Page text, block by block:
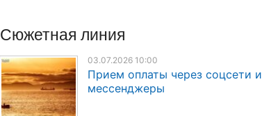
Сюжетная линия
03.07.2026 10:00
Прием оплаты через соцсети и
мессенджеры